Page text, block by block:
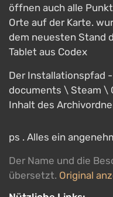
öffnen auch alle
Orte auf der Karte.
dem neuesten Stand
Tablet aus Codex
Der Installationspfad
documents \ Steam \
Inhalt des
ps . Alles ein
Der Name und die
übersetzt. Original